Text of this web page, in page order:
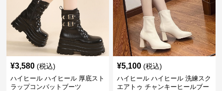
¥3,580 (税込)
ハイヒール ハイヒール 厚底スト
ラップコンバットブーツ
¥5,100 (税込)
ハイヒール ハイヒール 洗練スク
エアトゥ チャンキーヒールブー